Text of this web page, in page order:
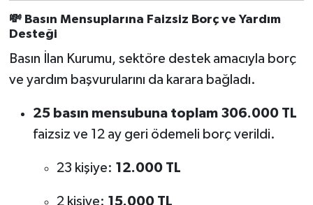
💸 Basın Mensuplarına Faizsiz Borç ve Yardım
Desteği
Basın İlan Kurumu, sektöre destek amacıyla borç
ve yardım başvurularını da karara bağladı.
25 basın mensubuna toplam 306.000 TL
faizsiz ve 12 ay geri ödemeli borç verildi.
23 kişiye: 12.000 TL
2 kişiye: 15.000 TL